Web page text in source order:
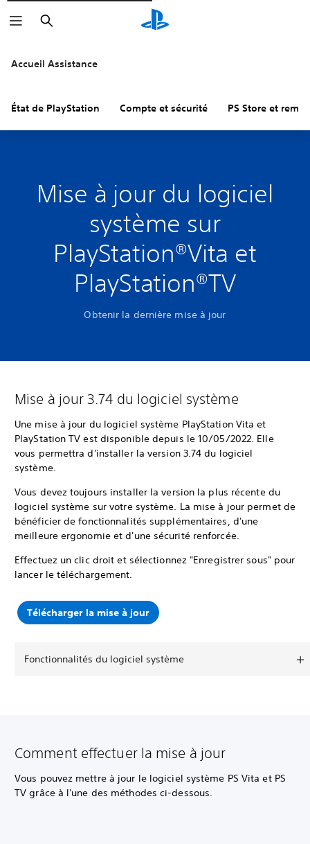
Rechercher
Accueil Assistance
État de PlayStation Compte et sécurité PS Store et
Mise à jour du logiciel
système sur
PlayStation®Vita et
PlayStation®TV
Obtenir la dernière mise à jour
Mise à jour 3.74 du logiciel système
Une mise à jour du logiciel système PlayStation Vita et
PlayStation TV est disponible depuis le 10/05/2022. Elle
vous permettra d'installer la version 3.74 du logiciel
système.
Vous devez toujours installer la version la plus récente du
logiciel système sur votre système. La mise à jour permet de
bénéficier de fonctionnalités supplémentaires, d'une
meilleure ergonomie et d'une sécurité renforcée.
Effectuez un clic droit et sélectionnez "Enregistrer sous" pour
lancer le téléchargement.
Télécharger la mise à jour
Fonctionnalités du logiciel système
Comment effectuer la mise à jour
Vous pouvez mettre à jour le logiciel système PS Vita et PS
TV grâce à l'une des méthodes ci-dessous.